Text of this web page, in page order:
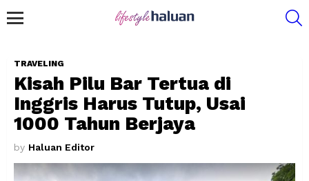
TRAVELING
Kisah Pilu Bar Tertua di
Inggris Harus Tutup, Usai
1000 Tahun Berjaya
by Haluan Editor